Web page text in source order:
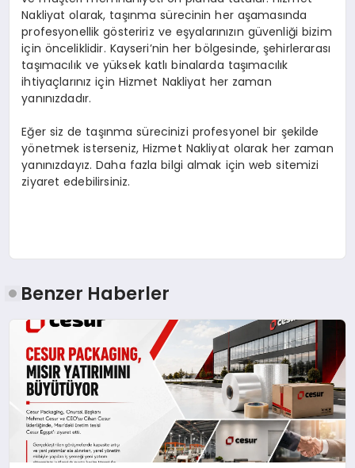
Nakliyat olarak, taşınma sürecinin her aşamasında
profesyonellik gösteririz ve eşyalarınızın güvenliği bizim
için önceliklidir. Kayseri’nin her bölgesinde, şehirlerarası
taşımacılık ve yüksek katlı binalarda taşımacılık
ihtiyaçlarınız için Hizmet Nakliyat her zaman
yanınızdadır.
Eğer siz de taşınma sürecinizi profesyonel bir şekilde
yönetmek isterseniz, Hizmet Nakliyat olarak her zaman
yanınızdayız. Daha fazla bilgi almak için web sitemizi
ziyaret edebilirsiniz.
Benzer Haberler